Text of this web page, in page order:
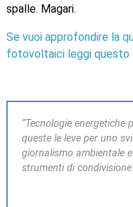
spalle. Magari.
Se vuoi approfondire la
fotovoltaici leggi questo
“Tecnologie
queste le leve per uno
giornalismo ambientale
strumenti di